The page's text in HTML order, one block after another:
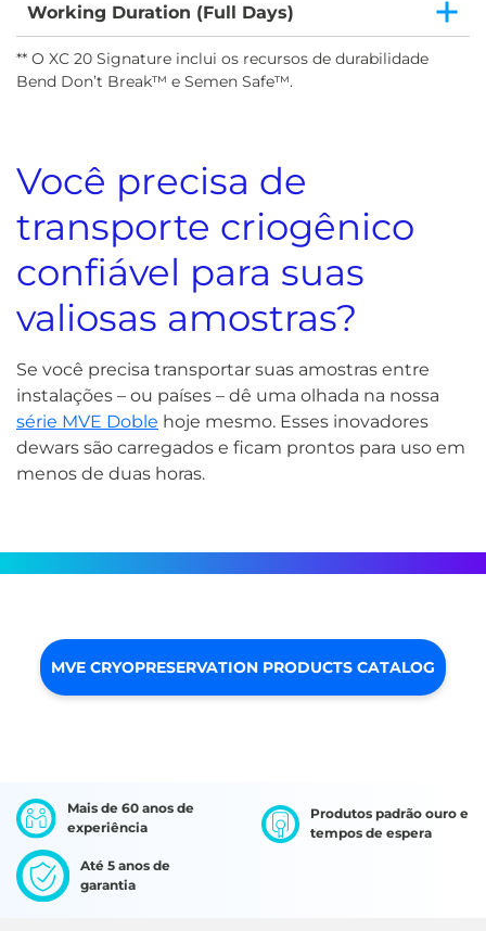
Working Duration (Full Days)
** O XC 20 Signature inclui os recursos de durabilidade
Bend Don’t Break™ e Semen Safe™.
Você precisa de
transporte criogênico
confiável para suas
valiosas amostras?
Se você precisa transportar suas amostras entre
instalações – ou países – dê uma olhada na nossa
série MVE Doble hoje mesmo. Esses inovadores
dewars são carregados e ficam prontos para uso em
menos de duas horas.
MVE CRYOPRESERVATION PRODUCTS CATALOG
Mais de 60 anos de
experiência
Produtos padrão ouro e
tempos de espera
Até 5 anos de
garantia